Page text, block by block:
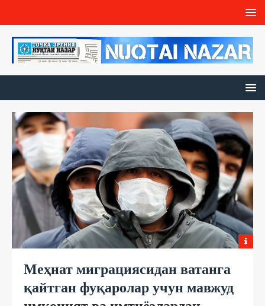
Меҳнат миграциясидан ватанга
қайтган фуқаролар учун мавжуд